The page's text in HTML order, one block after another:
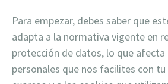
Para empezar, debes saber que
adapta a la normativa vigente en
protección de datos, lo que afecta
personales que nos facilites con